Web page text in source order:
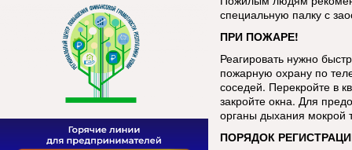
специальную палку с
ПРИ ПОЖАРЕ!
Реагировать нужно
пожарную охрану по
соседей. Перекройте в
закройте окна. Для
органы дыхания мокрой
ПОРЯДОК